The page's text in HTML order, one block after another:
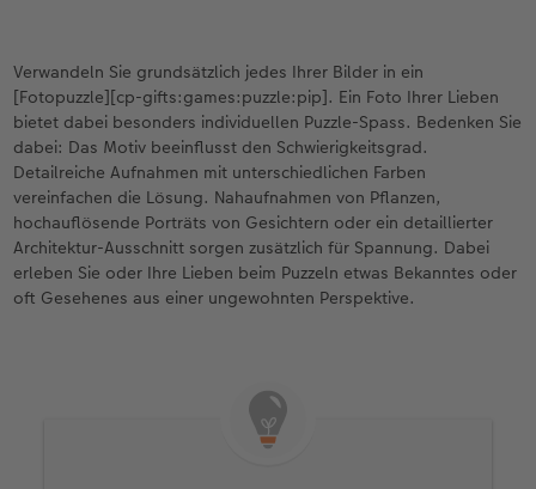
Verwandeln Sie grundsätzlich jedes Ihrer Bilder in ein
[Fotopuzzle][cp-gifts:games:puzzle:pip]. Ein Foto Ihrer Lieben
bietet dabei besonders individuellen Puzzle-Spass. Bedenken Sie
dabei: Das Motiv beeinflusst den Schwierigkeitsgrad.
Detailreiche Aufnahmen mit unterschiedlichen Farben
vereinfachen die Lösung. Nahaufnahmen von Pflanzen,
hochauflösende Porträts von Gesichtern oder ein detaillierter
Architektur-Ausschnitt sorgen zusätzlich für Spannung. Dabei
erleben Sie oder Ihre Lieben beim Puzzeln etwas Bekanntes oder
oft Gesehenes aus einer ungewohnten Perspektive.